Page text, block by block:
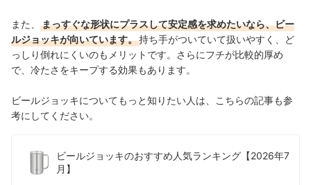
また、
まっすぐな形状にプラスして安定感を求めたいなら、ビー
ルジョッキが向いています。持ち手がついていて扱いやすく、ど
っしり倒れにくいのもメリットです。さらにフチが比較的厚め
で、冷たさをキープする効果もあります。
ビールジョッキについてもっと知りたい人は、こちらの記事も参
考にしてください。
ビールジョッキのおすすめ人気ランキング【2026年7
月】